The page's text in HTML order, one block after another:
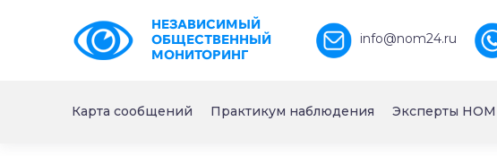
НЕЗАВИСИМЫЙ
ОБЩЕСТВЕННЫЙ
МОНИТОРИНГ
info@nom24.ru
Карта сообщений Практикум наблюдения Эксперты НОМ